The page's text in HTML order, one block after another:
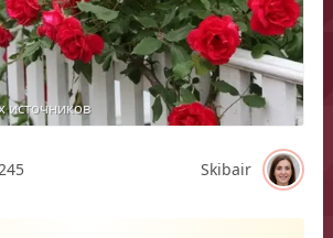
источников
Skibair